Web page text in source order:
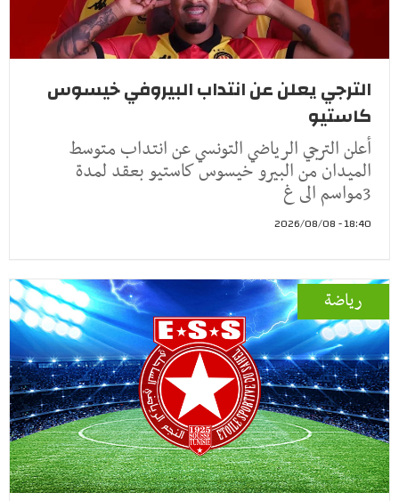
الترجي يعلن عن انتداب البيروفي خيسوس
كاستيو
أعلن الترجي الرياضي التونسي عن انتداب متوسط
الميدان من البيرو خيسوس كاستيو بعقد لمدة
3مواسم الى غ
18:40 - 2026/08/08
رياضة